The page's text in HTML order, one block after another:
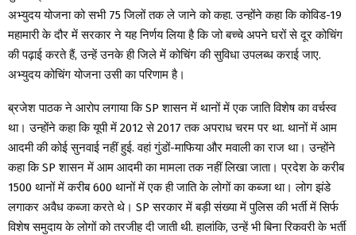
अभ्युदय योजना को सभी 75 जिलों तक ले जाने को कहा. उन्होंने कहा कि कोविड-19
महामारी के दौर में सरकार ने यह निर्णय लिया है कि जो बच्चे अपने घरों से दूर कोचिंग
की पढ़ाई करते हैं, उन्हें उनके ही जिले में कोचिंग की सुविधा उपलब्ध कराई जाए.
अभ्युदय कोचिंग योजना उसी का परिणाम है।
ब्रजेश पाठक ने आरोप लगाया कि SP शासन में थानों में एक जाति विशेष का वर्चस्व
था। उन्होंने कहा कि यूपी में 2012 से 2017 तक अपराध चरम पर था. थानों में आम
आदमी की कोई सुनवाई नहीं हुई. वहां गुंडों-माफिया और मवाली का राज था। उन्होंने
कहा कि SP शासन में आम आदमी का मामला तक नहीं लिखा जाता। प्रदेश के करीब
1500 थानों में करीब 600 थानों में एक ही जाति के लोगों का कब्जा था। लोग झंडे
लगाकर अवैध कब्जा करते थे। SP सरकार में बड़ी संख्या में पुलिस की भर्ती में सिर्फ
विशेष समुदाय के लोगों को तरजीह दी जाती थी. हालांकि, उन्हें भी बिना रिकवरी के भर्ती